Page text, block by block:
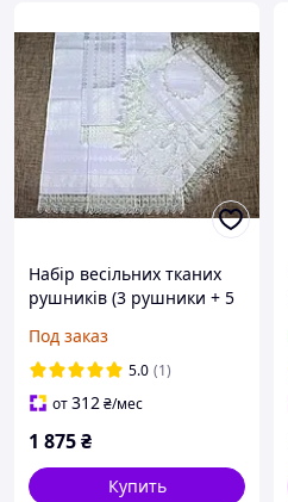
Набір весільних тканих
рушників (3 рушники + 5
Под заказ
5.0 (1)
от312₴/мес
1 875₴
Купить